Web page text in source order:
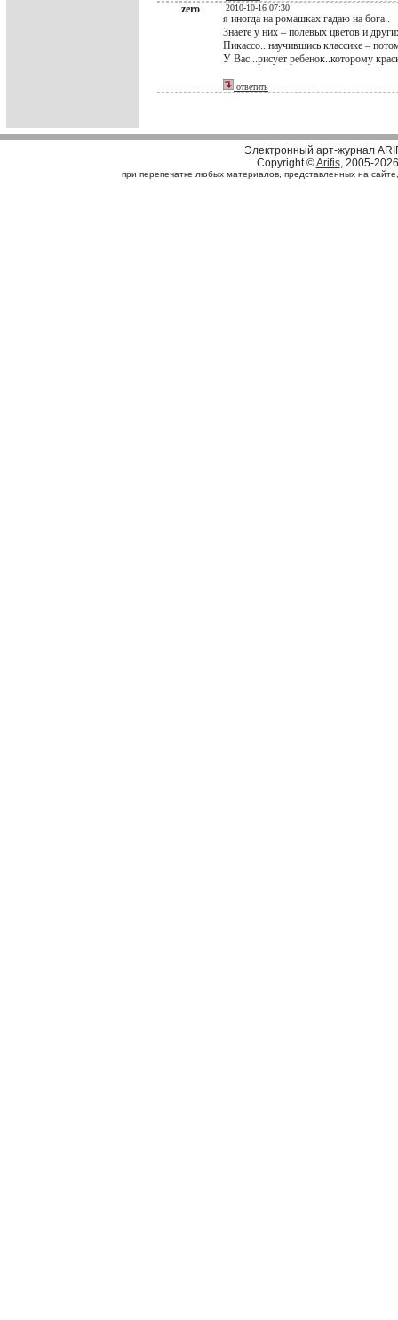
zero 2010-10-16 07:30
я иногда на ромашках гадаю на бога..
Знаете у них – полевых цветов и
Пикассо...научившись классике –
У Вас ..рисует ребенок..которому
ответить
Электронный арт-журнал
Copyright ©Arifis, 2005-2026
при перепечатке любых материалов, представленных на